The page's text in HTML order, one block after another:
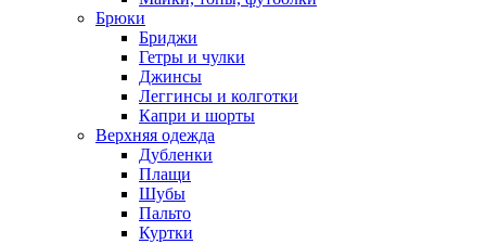
Брюки
Бриджи
Гетры и чулки
Джинсы
Леггинсы и колготки
Капри и шорты
Верхняя одежда
Дубленки
Плащи
Шубы
Пальто
Куртки